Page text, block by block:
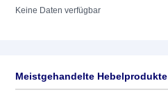
Keine Daten verfügbar
Meistgehandelte Hebelprodukte